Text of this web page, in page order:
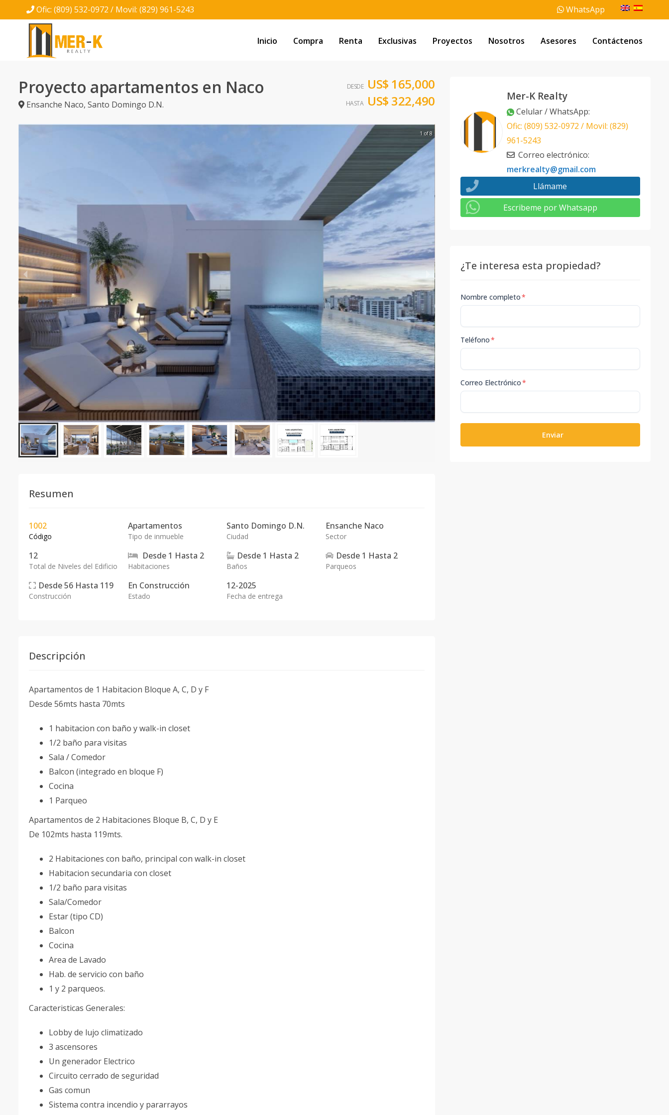
Ofic: (809) 532-0972 / Movil: (829) 961-5243 WhatsApp
Inicio Compra Renta Exclusivas Proyectos Nosotros Asesores Contáctenos
Proyecto apartamentos en Naco
Ensanche Naco, Santo Domingo D.N.
DESDE US$ 165,000
HASTA US$ 322,490
1 of 8
Resumen
1002
Código
Apartamentos
Tipo de inmueble
Santo Domingo D.N.
Ciudad
Ensanche Naco
Sector
12
Total de Niveles del Edificio
Desde 1 Hasta 2
Habitaciones
Desde 1 Hasta 2
Baños
Desde 1 Hasta 2
Parqueos
Desde56 Hasta 119
Construcción
En Construcción
Estado
12-2025
Fecha de entrega
Descripción
Apartamentos de 1 Habitacion Bloque A, C, D y F
Desde 56mts hasta 70mts
1 habitacion con baño y walk-in closet
1/2 baño para visitas
Sala / Comedor
Balcon (integrado en bloque F)
Cocina
1 Parqueo
Apartamentos de 2 Habitaciones Bloque B, C, D y E
De 102mts hasta 119mts.
2 Habitaciones con baño, principal con walk-in closet
Habitacion secundaria con closet
1/2 baño para visitas
Sala/Comedor
Estar (tipo CD)
Balcon
Cocina
Area de Lavado
Hab. de servicio con baño
1 y 2 parqueos.
Caracteristicas Generales:
Lobby de lujo climatizado
3 ascensores
Un generador Electrico
Circuito cerrado de seguridad
Gas comun
Sistema contra incendio y pararrayos
Mer-K Realty
Celular / WhatsApp:
Ofic: (809) 532-0972 / Movil: (829)
961-5243
Correo electrónico:
merkrealty@gmail.com
Llámame
Escribeme por Whatsapp
¿Te interesa esta propiedad?
Nombre completo*
Teléfono*
Correo Electrónico*
Enviar